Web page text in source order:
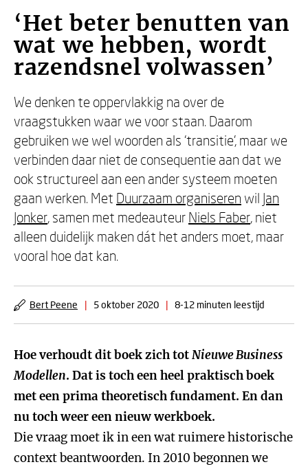
‘Het beter benutten van
wat we hebben, wordt
razendsnel volwassen’
We denken te oppervlakkig na over de
vraagstukken waar we voor staan. Daarom
gebruiken we wel woorden als ‘transitie’, maar we
verbinden daar niet de consequentie aan dat we
ook structureel aan een ander systeem moeten
gaan werken. Met Duurzaam organiseren wil Jan
Jonker, samen met medeauteur Niels Faber, niet
alleen duidelijk maken dát het anders moet, maar
vooral hoe dat kan.
Bert Peene | 5 oktober 2020 | 8-12 minuten leestijd
Hoe verhoudt dit boek zich totNieuwe Business
Modellen. Dat is toch een heel praktisch boek
met een prima theoretisch fundament. En dan
nu toch weer een nieuw werkboek.
Die vraag moet ik in een wat ruimere historische
context beantwoorden. In 2010 begonnen we